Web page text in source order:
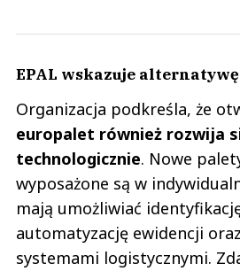
EPAL wskazuje alternatywę
Organizacja podkreśla, że
europalet również rozwija
technologicznie. Nowe
wyposażone są w
mają umożliwiać
automatyzację ewidencji
systemami logistycznymi.